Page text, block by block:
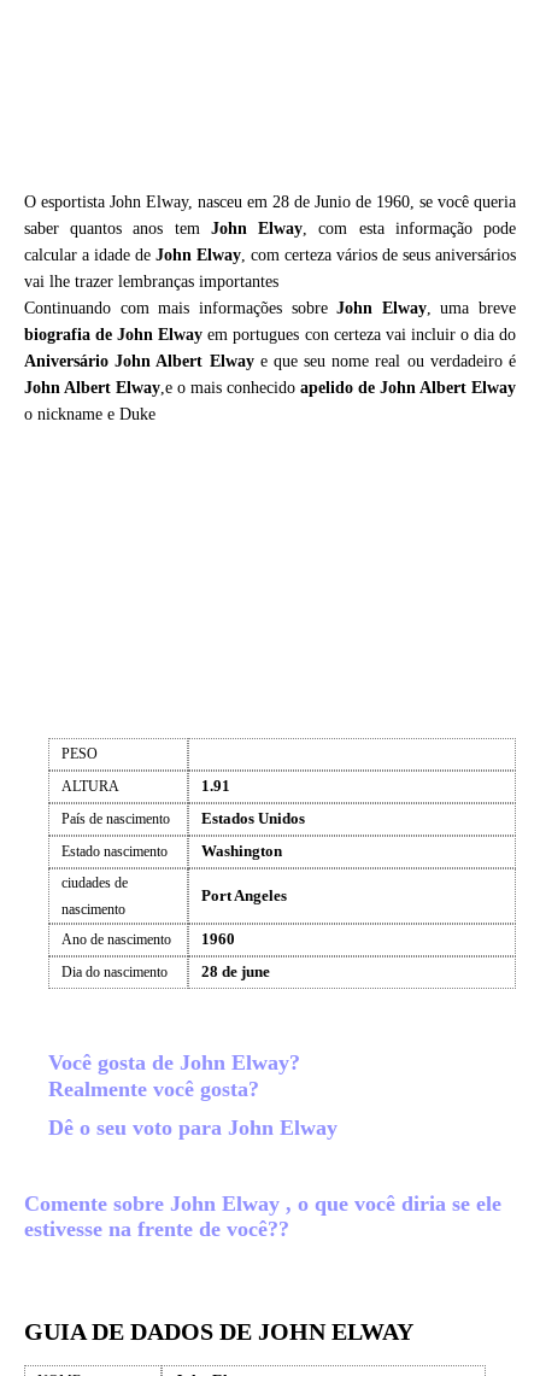
O esportista John Elway, nasceu em 28 de Junio de 1960, se você queria
saber quantos anos tem John Elway, com esta informação pode
calcular a idade de John Elway, com certeza vários de seus aniversários
vai lhe trazer lembranças importantes
Continuando com mais informações sobreJohn Elway, uma breve
biografia deJohn Elway em portugues con certeza vai incluir o dia do
Aniversário John Albert Elwaye que seu nome real ou verdadeiro é
John Albert Elway,e o mais conhecido apelido de John Albert Elway
o nickname e Duke
PESO
ALTURA
1.91
País de nascimento Estados Unidos
Estado nascimento Washington
ciudades de
nascimento
Port Angeles
Ano de nascimento 1960
Dia do nascimento 28 de june
Você gosta de John Elway?
Realmente você gosta?
Dê o seu voto para John Elway
Comente sobre John Elway , o que você diria se ele
estivesse na frente de você??
GUIA DE DADOS DE JOHN ELWAY